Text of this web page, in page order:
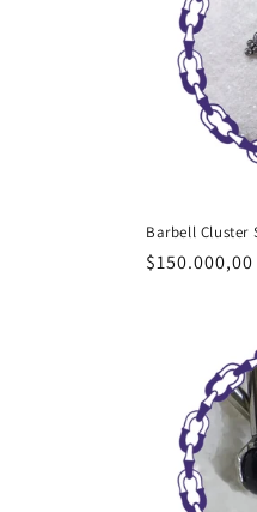
Barbell Cluster
Precio
$150.000,00